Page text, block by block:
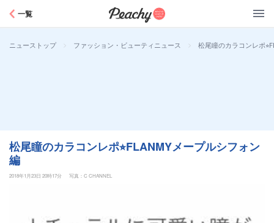
一覧
ニューストップ > ファッション・ビューティニュース > 松尾瞳のカラコンレポ
松尾瞳のカラコンレポ⭐︎FLANMYメープルシフォン
編
2018年1月23日 20時17分 写真：C CHANNEL